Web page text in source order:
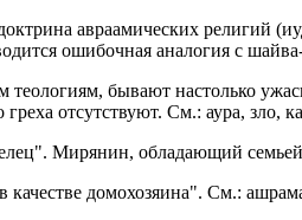
авраамических религий
ошибочная аналогия с
теологиям, бывают настолько
отсутствуют. См.: аура, зло,
Мирянин, обладающий
домохозяина". См.: